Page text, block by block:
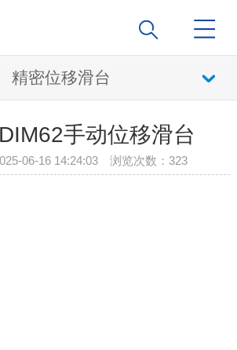
精密位移滑台
手动位移滑台
06-16 14:24:03 浏览次数：323